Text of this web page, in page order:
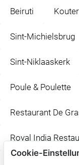
Beiruti Kouter
Sint-Michielsbrug
Sint-Niklaaskerk
Poule & Poulette
Restaurant De
Royal India
Cookie-